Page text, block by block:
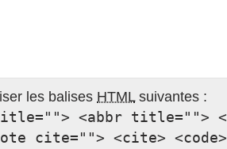
les balises HTMLsuivantes :
<abbr title="">
cite=""> <cite>